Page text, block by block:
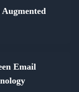
Email